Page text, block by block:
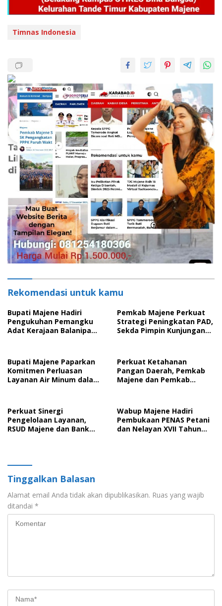
Timnas Indonesia
Rekomendasi untuk kamu
Bupati Majene Hadiri
Pengukuhan Pemangku
Adat Kerajaan Balanipa
Pemkab Majene Perkuat
Strategi Peningkatan PAD,
Sekda Pimpin Kunjungan
Bupati Majene Paparkan
Komitmen Perluasan
Layanan Air Minum dalam
Perkuat Ketahanan
Pangan Daerah, Pemkab
Majene dan Pemkab
Kesepakatan Bersama
Perkuat Sinergi
Pengelolaan Layanan,
RSUD Majene dan Bank
Wabup Majene Hadiri
Pembukaan PENAS Petani
dan Nelayan XVII Tahun
Tinggalkan Balasan
Alamat email Anda tidak akan dipublikasikan. Ruas yang wajib
ditandai *